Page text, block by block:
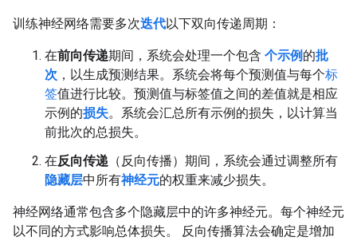
训练神经网络需要多次迭代以下双向传递周期：
在前向传递期间，系统会处理一个包含 个示例 的批
次 ，以生成预测结果。系统会将每个预测值与每个标
签值进行比较。 预测值与标签值之间的差值就是相应
示例的损失。系统会汇总所有示例的损失，以计算当
前批次的总损失。
在反向传递 （反向传播）期间，系统会通过调整所有
隐藏层中所有神经元的权重来减少损失。
神经网络通常包含多个隐藏层中的许多神经元。每个神经元
以不同的方式影响总体损失。 反向传播算法会确定是增加